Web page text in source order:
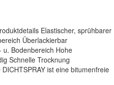
Elastischer, sprühbarer
Überlackierbar
u. Bodenbereich Hohe
Schnelle Trocknung
ist eine bitumenfreie